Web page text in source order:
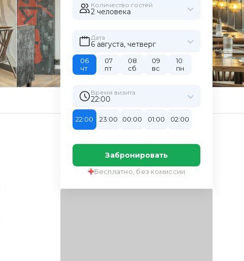
Количество гостей
2 человекa
Дата
6 августа, четверг
06
чт
07
пт
08
сб
09
вс
10
пн
Время визита
22:00
22:00 23:00 00:00 01:00 02:00
Забронировать
Бесплатно, без комиссии